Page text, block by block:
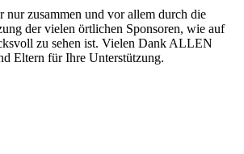
nur zusammen und vor allem durch die
der vielen örtlichen Sponsoren, wie auf
zu sehen ist. Vielen Dank ALLEN
Eltern für Ihre Unterstützung.